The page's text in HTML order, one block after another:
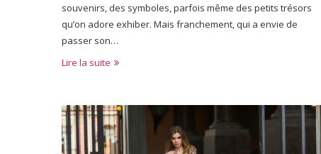
souvenirs, des symboles, parfois même des petits trésors
qu’on adore exhiber. Mais franchement, qui a envie de
passer son…
Lire la suite